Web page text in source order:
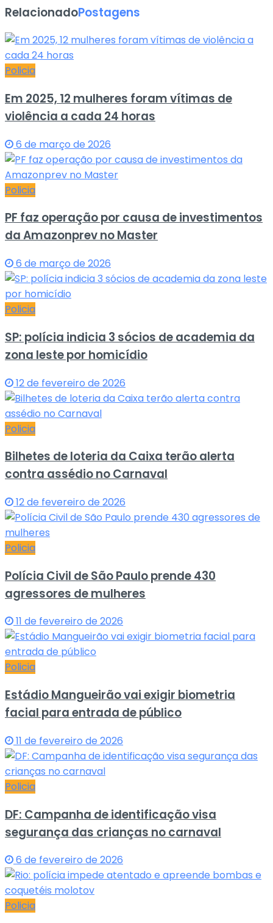
RelacionadoPostagens
Policia
Em 2025, 12 mulheres foram vítimas de
violência a cada 24 horas
6 de março de 2026
Policia
PF faz operação por causa de investimentos
da Amazonprev no Master
6 de março de 2026
Policia
SP: polícia indicia 3 sócios de academia da
zona leste por homicídio
12 de fevereiro de 2026
Policia
Bilhetes de loteria da Caixa terão alerta
contra assédio no Carnaval
12 de fevereiro de 2026
Policia
Polícia Civil de São Paulo prende 430
agressores de mulheres
11 de fevereiro de 2026
Policia
Estádio Mangueirão vai exigir biometria
facial para entrada de público
11 de fevereiro de 2026
Policia
DF: Campanha de identificação visa
segurança das crianças no carnaval
6 de fevereiro de 2026
Policia